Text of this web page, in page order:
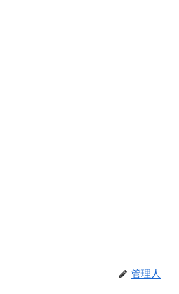
管理人